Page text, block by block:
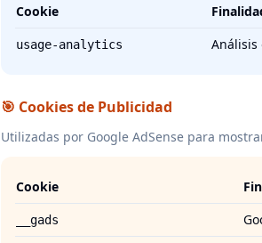
Cookie
usage-analytics Análisis
🎯 Cookies de Publicidad
Utilizadas por Google AdSense para
Cookie
__gads